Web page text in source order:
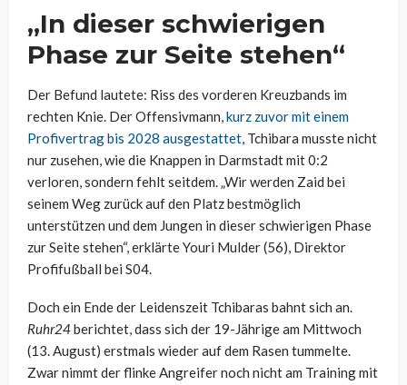
„In dieser schwierigen
Phase zur Seite stehen“
Der Befund lautete: Riss des vorderen Kreuzbands im
rechten Knie. Der Offensivmann,kurz zuvor mit einem
Profivertrag bis 2028 ausgestattet, Tchibara musste nicht
nur zusehen, wie die Knappen in Darmstadt mit 0:2
verloren, sondern fehlt seitdem. „Wir werden Zaid bei
seinem Weg zurück auf den Platz bestmöglich
unterstützen und dem Jungen in dieser schwierigen Phase
zur Seite stehen“, erklärte Youri Mulder (56), Direktor
Profifußball bei S04.
Doch ein Ende der Leidenszeit Tchibaras bahnt sich an.
Ruhr24berichtet, dass sich der 19-Jährige am Mittwoch
(13. August) erstmals wieder auf dem Rasen tummelte.
Zwar nimmt der flinke Angreifer noch nicht am Training mit